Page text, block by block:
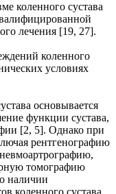
коленного сустава
лечения [19, 27].
коленного
условиях
основывается
функции сустава,
[2, 5]. Однако при
рентгенографию
томографию
наличии